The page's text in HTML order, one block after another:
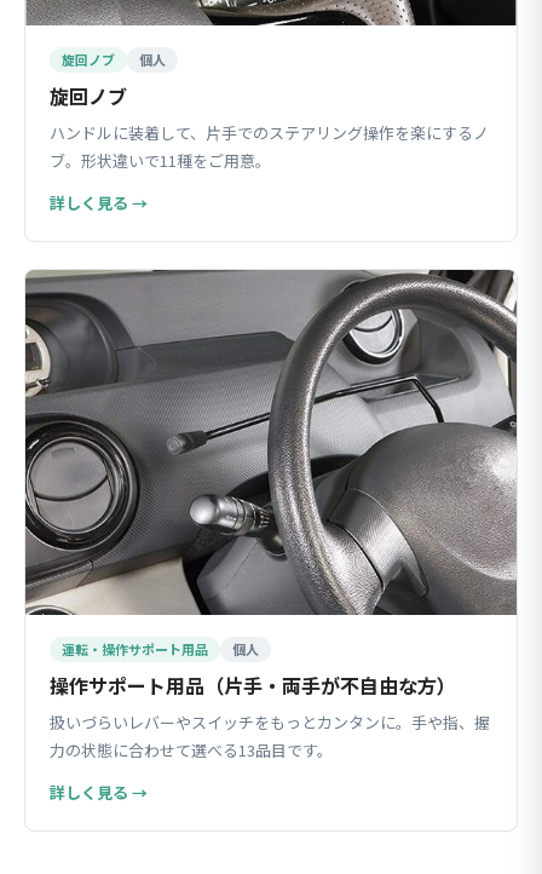
旋回ノブ 個人
旋回ノブ
ハンドルに装着して、片手でのステアリング操作を楽にするノ
ブ。形状違いで11種をご用意。
詳しく見る
運転・操作サポート用品 個人
操作サポート用品（片手・両手が不自由な方）
扱いづらいレバーやスイッチをもっとカンタンに。手や指、握
力の状態に合わせて選べる13品目です。
詳しく見る